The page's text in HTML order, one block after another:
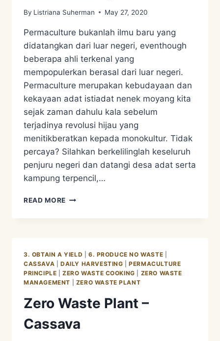
By Listriana Suherman May 27, 2020
Permaculture bukanlah ilmu baru yang
didatangkan dari luar negeri, eventhough
beberapa ahli terkenal yang
mempopulerkan berasal dari luar negeri.
Permaculture merupakan kebudayaan dan
kekayaan adat istiadat nenek moyang kita
sejak zaman dahulu kala sebelum
terjadinya revolusi hijau yang
menitikberatkan kepada monokultur. Tidak
percaya? Silahkan berkelilinglah keseluruh
penjuru negeri dan datangi desa adat serta
kampung terpencil,…
READ MORE PERMACULTURE
PERMANENT
KETAHANAN
PANGAN
=
KETAHANAN
=
SUSTAINABILITY
3. OBTAIN A YIELD 6. PRODUCE NO WASTE
CASSAVA
DAILY HARVESTING |PERMACULTURE
PRINCIPLE |ZERO WASTE COOKING
ZERO WASTE
MANAGEMENT
ZERO WASTE PLANT
Zero Waste Plant –
Cassava